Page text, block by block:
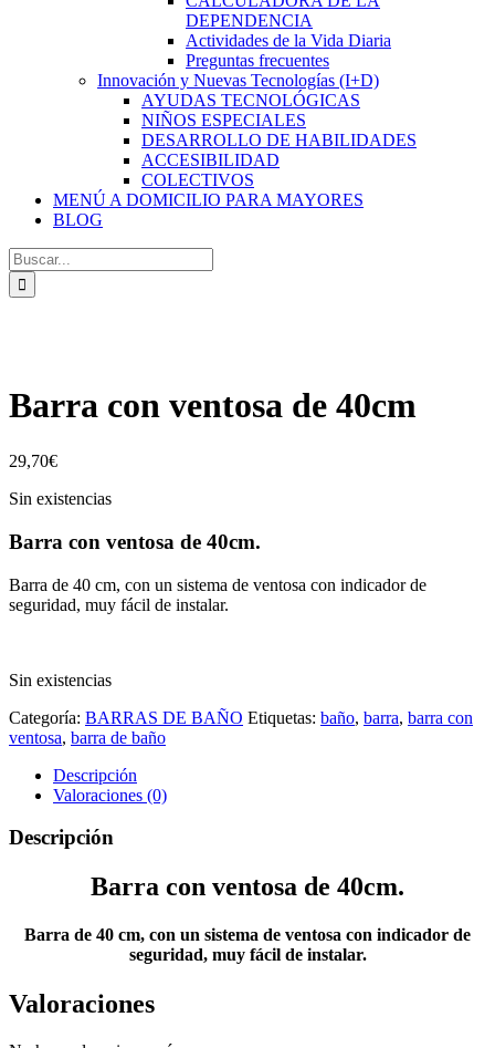
DEPENDENCIA
Actividades de la Vida Diaria
Preguntas frecuentes
Innovación y Nuevas Tecnologías (I+D)
AYUDAS TECNOLÓGICAS
NIÑOS ESPECIALES
DESARROLLO DE HABILIDADES
ACCESIBILIDAD
COLECTIVOS
MENÚ A DOMICILIO PARA MAYORES
BLOG
Buscar:
Barra con ventosa de 40cm
29,70€
Sin existencias
Barra con ventosa de 40cm.
Barra de 40 cm, con un sistema de ventosa con indicador de
seguridad, muy fácil de instalar.
Sin existencias
Categoría: BARRAS DE BAÑO Etiquetas: baño, barra, barra con
ventosa, barra de baño
Descripción
Valoraciones (0)
Descripción
Barra con ventosa de 40cm.
Barra de 40 cm, con un sistema de ventosa con indicador de
seguridad, muy fácil de instalar.
Valoraciones